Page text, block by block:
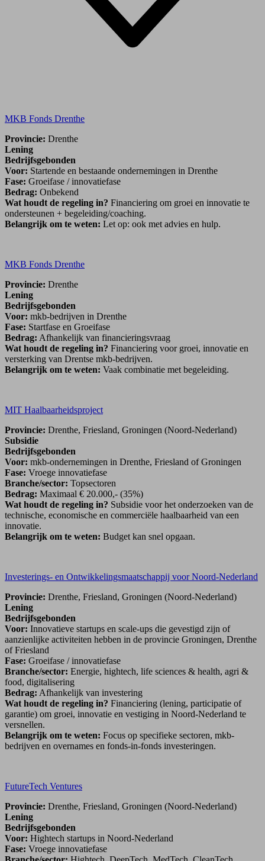
MKB Fonds Drenthe
Provincie: Drenthe
Lening
Bedrijfsgebonden
Voor: Startende en bestaande ondernemingen in Drenthe
Fase: Groeifase / innovatiefase
Bedrag: Onbekend
Wat houdt de regeling in? Financiering om groei en innovatie te
ondersteunen + begeleiding/coaching.
Belangrijk om te weten: Let op: ook met advies en hulp.
MKB Fonds Drenthe
Provincie: Drenthe
Lening
Bedrijfsgebonden
Voor: mkb-bedrijven in Drenthe
Fase: Startfase en Groeifase
Bedrag: Afhankelijk van financieringsvraag
Wat houdt de regeling in? Financiering voor groei, innovatie en
versterking van Drentse mkb-bedrijven.
Belangrijk om te weten: Vaak combinatie met begeleiding.
MIT Haalbaarheidsproject
Provincie: Drenthe, Friesland, Groningen (Noord-Nederland)
Subsidie
Bedrijfsgebonden
Voor: mkb-ondernemingen in Drenthe, Friesland of Groningen
Fase: Vroege innovatiefase
Branche/sector: Topsectoren
Bedrag: Maximaal € 20.000,- (35%)
Wat houdt de regeling in? Subsidie voor het onderzoeken van de
technische, economische en commerciële haalbaarheid van een
innovatie.
Belangrijk om te weten: Budget kan snel opgaan.
Investerings- en Ontwikkelingsmaatschappij voor Noord-Nederland
Provincie: Drenthe, Friesland, Groningen (Noord-Nederland)
Lening
Bedrijfsgebonden
Voor: Innovatieve startups en scale-ups die gevestigd zijn of
aanzienlijke activiteiten hebben in de provincie Groningen, Drenthe
of Friesland
Fase: Groeifase / innovatiefase
Branche/sector: Energie, hightech, life sciences & health, agri &
food, digitalisering
Bedrag: Afhankelijk van investering
Wat houdt de regeling in? Financiering (lening, participatie of
garantie) om groei, innovatie en vestiging in Noord-Nederland te
versnellen.
Belangrijk om te weten: Focus op specifieke sectoren, mkb-
bedrijven en overnames en fonds-in-fonds investeringen.
FutureTech Ventures
Provincie: Drenthe, Friesland, Groningen (Noord-Nederland)
Lening
Bedrijfsgebonden
Voor: Hightech startups in Noord-Nederland
Fase: Vroege innovatiefase